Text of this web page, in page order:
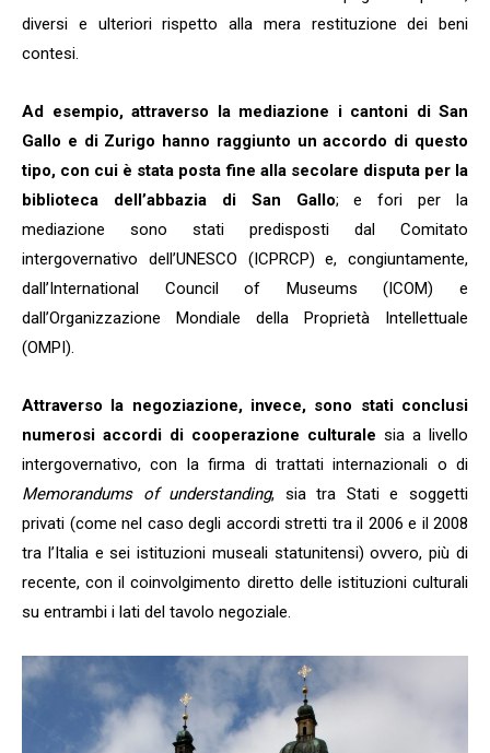
diversi e ulteriori rispetto alla mera restituzione dei beni
contesi.
Ad esempio, attraverso la mediazione i cantoni di San
Gallo e di Zurigo hanno raggiunto un accordo di questo
tipo, con cui è stata posta fine alla secolare disputa per la
biblioteca dell’abbazia di San Gallo; e fori per la
mediazione sono stati predisposti dal Comitato
intergovernativo dell’UNESCO (ICPRCP) e, congiuntamente,
dall’International Council of Museums (ICOM) e
dall’Organizzazione Mondiale della Proprietà Intellettuale
(OMPI).
Attraverso la negoziazione, invece, sono stati conclusi
numerosi accordi di cooperazione culturale sia a livello
intergovernativo, con la firma di trattati internazionali o di
Memorandums of understanding, sia tra Stati e soggetti
privati (come nel caso degli accordi stretti tra il 2006 e il 2008
tra l’Italia e sei istituzioni museali statunitensi) ovvero, più di
recente, con il coinvolgimento diretto delle istituzioni culturali
su entrambi i lati del tavolo negoziale.